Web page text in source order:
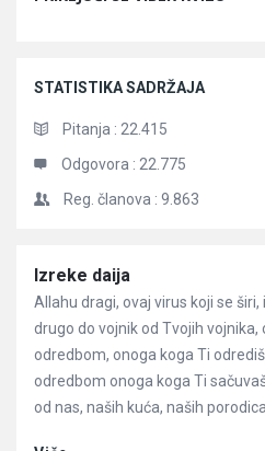
STATISTIKA SADRŽAJA
Pitanja : 22.415
Odgovora : 22.775
Reg. članova : 9.863
Članci
Izreke daija
Allahu dragi, ovaj virus koji se
drugo do vojnik od Tvojih
odredbom, onoga koga Ti
odredbom onoga koga Ti
od nas, naših kuća, naših